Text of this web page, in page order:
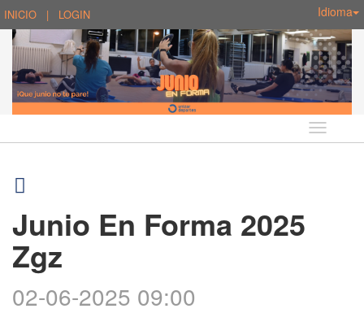
INICIO | LOGIN Idioma
Idioma
Junio En Forma 2025
Zgz
02-06-2025 09:00